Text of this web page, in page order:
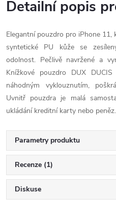
Detailní popis
Elegantní pouzdro pro iPhone
syntetické PU kůže se
odolnost. Pečlivě navržené a
Knížkové pouzdro DUX
náhodným vyklouznutím,
Uvnitř pouzdra je malá
ukládání kreditní karty nebo peněz.
Parametry produktu
Recenze (1)
Diskuse